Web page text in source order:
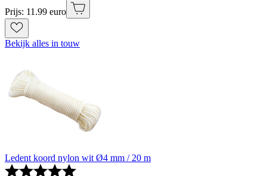
Prijs: 11.99 euro
Bekijk alles in touw
Ledent koord nylon wit Ø4 mm / 20 m